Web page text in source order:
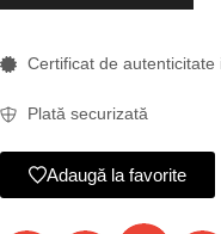
Certificat de autenticitate
Plată securizată
Adaugă la favorite